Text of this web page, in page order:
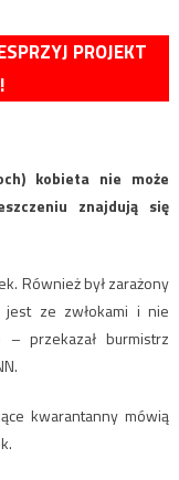
PROJEKT
kobieta nie może
znajdują się
Również był zarażony
ze zwłokami i nie
przekazał burmistrz
kwarantanny mówią